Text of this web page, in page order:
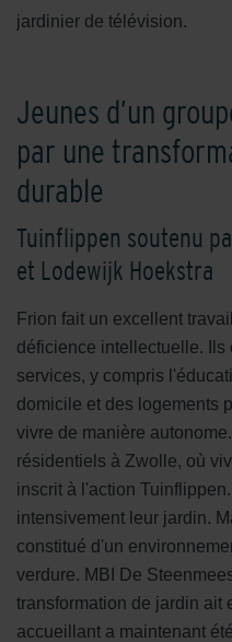
jardinier de télévision.
Jeunes d’un
par une
durable
Tuinflippen soutenu
et Lodewijk Hoekstra
Frion fait un excellent
déficience intellectuelle. Ils
services, y compris
domicile et des logements
vivre de manière
résidentiels à Zwolle, où
inscrit à l'action
intensivement leur jardin.
constitué d'un
verdure. MBI De
transformation de jardin ait
accueillant a maintenant